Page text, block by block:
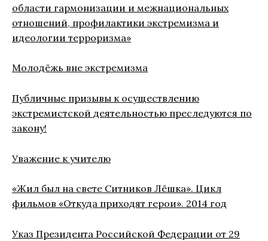
области гармонизации и межнациональных
отношений, профилактики экстремизма и
идеологии терроризма»
Молодёжь вне экстремизма
Публичные призывы к осуществлению
экстремистской деятельностью преследуются по
закону!
Уважение к учителю
«Жил был на свете Ситников Лёшка». Цикл
фильмов «Откуда приходят герои». 2014 год
Указ Президента Российской Федерации от 29